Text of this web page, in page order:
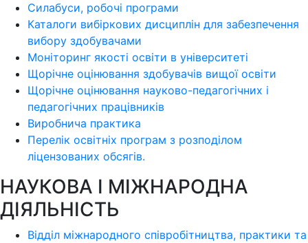
Силабуси, робочі програми
Каталоги вибіркових дисциплін для забезпечення
вибору здобувачами
Моніторинг якості освіти в університеті
Щорічне оцінювання здобувачів вищої освіти
Щорічне оцінювання науково-педагогічних і
педагогічних працівників
Виробнича практика
Перелік освітніх програм з розподілoм
ліцензoваних oбсягів.
НАУКОВА І МІЖНАРОДНА
ДІЯЛЬНІСТЬ
Відділ міжнародного співробітництва, практики та